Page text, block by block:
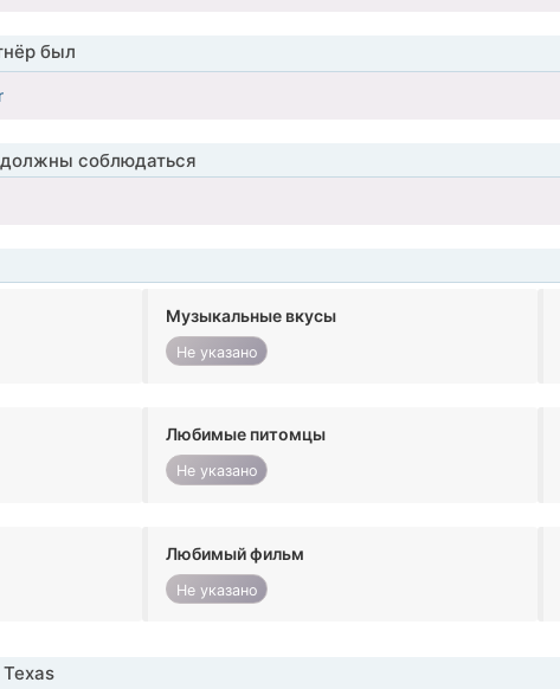
был
соблюдаться
Музыкальные вкусы
Не указано
Любимые питомцы
Не указано
Любимый фильм
Не указано